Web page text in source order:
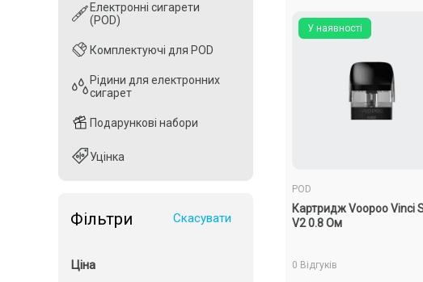
Електронні сигарети
(POD)
Комплектуючі для POD
Рідини для електронних
сигарет
Подарункові набори
Уцінка
Електронні сигарети
(POD)
Комплектуючі для POD
Рідини для електронних
сигарет
Подарункові набори
Уцінка
Фільтри Скасувати
Ціна
У наявності
POD
Картридж Voopoo Vinci
V2 0.8 Ом
0 Відгуків